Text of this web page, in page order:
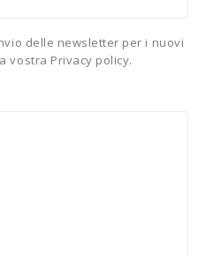
delle newsletter per i nuovi
vostra Privacy policy.